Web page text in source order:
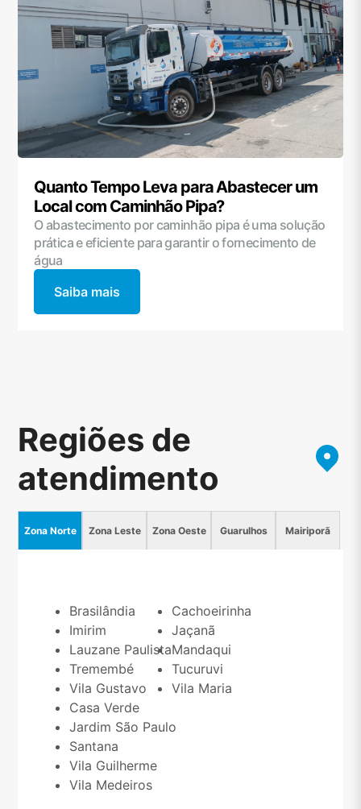
Quanto Tempo Leva para Abastecer um
Local com Caminhão Pipa?
O abastecimento por caminhão pipa é uma solução
prática e eficiente para garantir o fornecimento de
água
Saiba mais
Regiões de
atendimento
Zona Norte Zona Leste Zona Oeste Guarulhos Mairiporã
Brasilândia
Imirim
Lauzane Paulista
Tremembé
Vila Gustavo
Cachoeirinha
Jaçanã
Mandaqui
Tucuruvi
Vila Maria
Casa Verde
Jardim São Paulo
Santana
Vila Guilherme
Vila Medeiros